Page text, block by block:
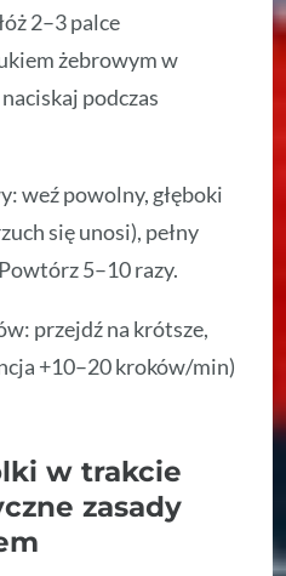
2–3 palce
żebrowym w
podczas
weź powolny, głęboki
się unosi), pełny
5–10 razy.
przejdź na krótsze,
+10–20 kroków/min)
w trakcie
zasady